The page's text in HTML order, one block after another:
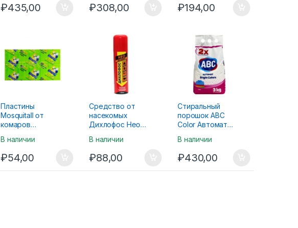
₽435,00 ₽308,00 ₽194,00
Пластины
Mosquitall от
комаров
Защита 10 штук
В наличии
₽54,00
Средство от
насекомых
Дихлофос Нео
В наличии
₽88,00
Стиральный
порошок ABC
Color Автомат
белья 3кг
В наличии
₽430,00